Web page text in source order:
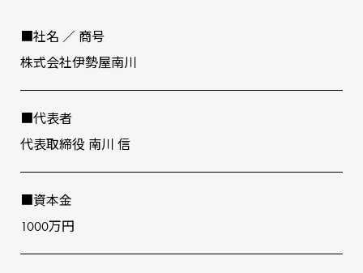
■社名 ∕ 商号
株式会社伊勢屋南川
■代表者
代表取締役 南川 信
■資本⾦
1000万円